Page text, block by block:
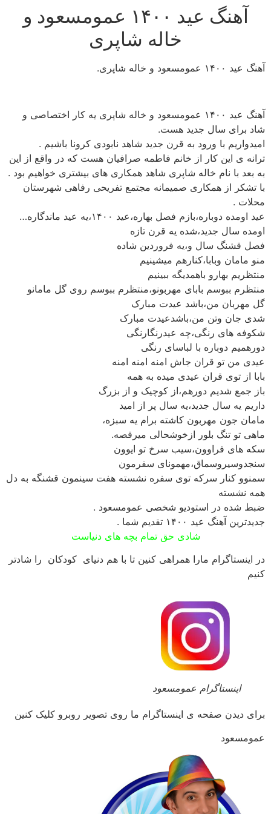
آهنگ عید ۱۴۰۰ عمومسعود و
خاله شاپری
آهنگ عید ۱۴۰۰ عمومسعود و خاله شاپری.
آهنگ عید ۱۴۰۰ عمومسعود و خاله شاپری یه کار اختصاصی و
شاد برای سال جدید هست.
امیدواریم با ورود به قرن جدید شاهد نابودی کرونا باشیم .
ترانه ی این کار از خانم فاطمه صرافیان هست که در واقع از این
به بعد با نام خاله شاپری شاهد همکاری های بیشتری خواهیم بود .
با تشکر از همکاری صمیمانه مجتمع تفریحی رفاهی شهرستان
محلات .
عید اومده دوباره،بازم فصل بهاره،عید ۱۴۰۰،یه عید ماندگاره…
اومده سال جدید،شده یه قرن تازه
فصل قشنگ سال و،یه فروردین شاده
منو مامان وبابا،کنارهم میشینیم
منتظریم بهارو باهمدیگه ببینیم
منتظرم ببوسم بابای مهربونو،منتظرم ببوسم روی گل مامانو
گل مهربان من،باشد عیدت مبارک
شدی جان وتن من،باشدعیدت مبارک
شکوفه های رنگی،چه عیدرنگارنگی
دورهمیم دوباره با لباسای رنگی
عیدی من تو قران جاش امنه امنه امنه
بابا از توی قران عیدی میده به همه
باز جمع شدیم دورهم،از کوچیک و از بزرگ
داریم یه سال جدید،یه سال پر از امید
مامان جون مهربون کاشته برام یه سبزه،
ماهی تو تنگ بلور ازخوشحالی میرقصه.
سکه های فراوون،سیب سرخ تو ایوون
سنجدوسیروسماق،مهمونای سفرمون
سمنوو کنار سرکه توی سفره نشسته هفت سینمون قشنگه به دل
همه نشسته
ضبط شده در استودیو شخصی عمومسعود .
جدیدترین آهنگ عید ۱۴۰۰ تقدیم شما .
شادی حق تمام بچه های دنیاست
در اینستاگرام مارا همراهی کنین تا با هم دنیای کودکان را شادتر
کنیم
اینستاگرام عمومسعود
برای دیدن صفحه ی اینستاگرام ما روی تصویر روبرو کلیک کنین
عمومسعود